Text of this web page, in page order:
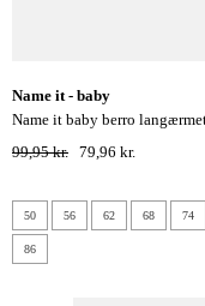
name it - baby
name it baby berro langærmet
bodystocking - antique white
99,95 kr. 79,96 kr.
50 56 62 68 74
86